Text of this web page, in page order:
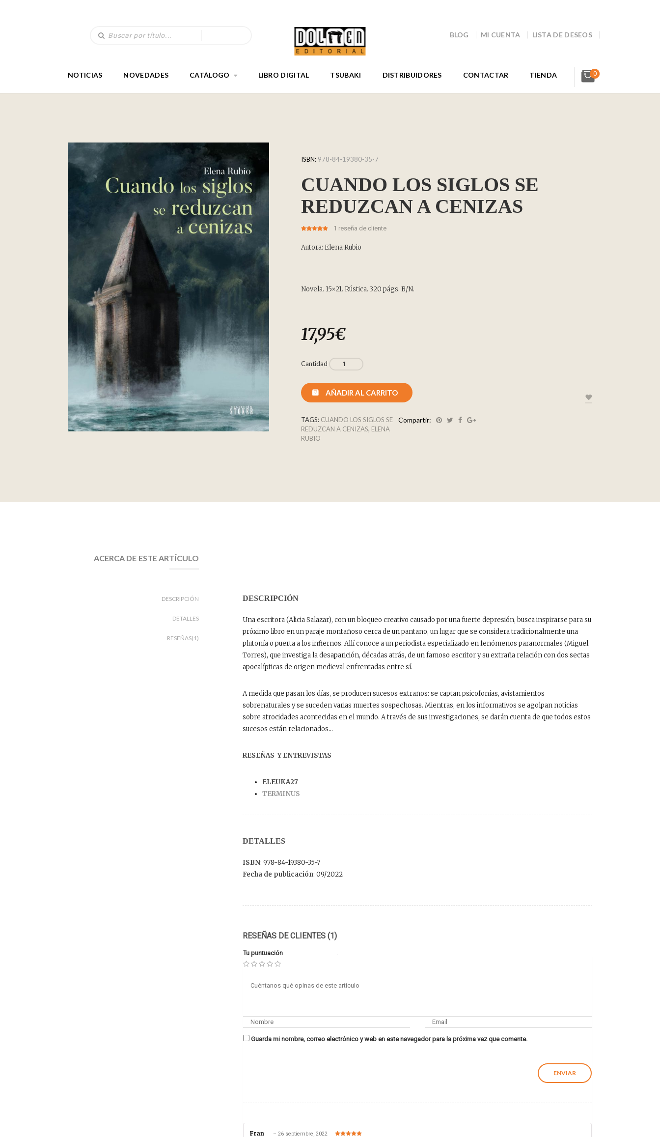
BLOG MI CUENTA LISTA DE DESEOS
NOTICIAS NOVEDADES CATÁLOGO LIBRO DIGITAL TSUBAKI DISTRIBUIDORES CONTACTAR TIENDA 0
ISBN: 978-84-19380-35-7
CUANDO LOS SIGLOS SE
REDUZCAN A CENIZAS
customer
rating
1 reseña de cliente
Autora: Elena Rubio
Novela. 15×21. Rústica. 320 págs. B/N.
17,95€
Cantidad
AÑADIR AL CARRITO
TAGS: CUANDO LOS SIGLOS SE
REDUZCAN A CENIZAS, ELENA
RUBIO
Compartir:
ACERCA DE ESTE ARTÍCULO
DESCRIPCIÓN
DETALLES
RESEÑAS(1)
DESCRIPCIÓN
Una escritora (Alicia Salazar), con un bloqueo creativo causado por una fuerte depresión, busca inspirarse para su
próximo libro en un paraje montañoso cerca de un pantano, un lugar que se considera tradicionalmente una
plutonía o puerta a los infiernos. Allí conoce a un periodista especializado en fenómenos paranormales (Miguel
Torres), que investiga la desaparición, décadas atrás, de un famoso escritor y su extraña relación con dos sectas
apocalípticas de origen medieval enfrentadas entre sí.
A medida que pasan los días, se producen sucesos extraños: se captan psicofonías, avistamientos
sobrenaturales y se suceden varias muertes sospechosas. Mientras, en los informativos se agolpan noticias
sobre atrocidades acontecidas en el mundo. A través de sus investigaciones, se darán cuenta de que todos estos
sucesos están relacionados…
RESEÑAS Y ENTREVISTAS
ELEUKA27
TERMINUS
DETALLES
ISBN: 978-84-19380-35-7
Fecha de publicación: 09/2022
RESEÑAS DE CLIENTES (1)
Tu puntuación
Guarda mi nombre, correo electrónico y web en este navegador para la próxima vez que comente.
Fran – 26 septiembre, 2022